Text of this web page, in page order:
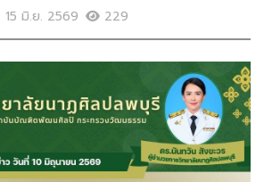
15 มิ.ย. 2569 229